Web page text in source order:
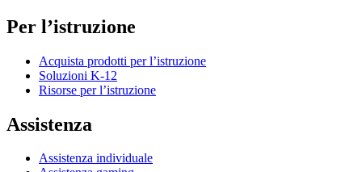
Per l’istruzione
Acquista prodotti per l’istruzione
Soluzioni K-12
Risorse per l’istruzione
Assistenza
Assistenza individuale